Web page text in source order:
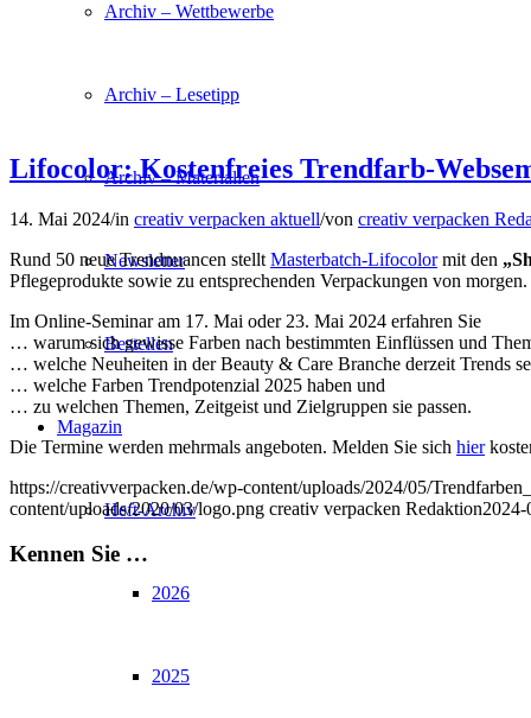
Archiv – Wettbewerbe
Archiv – Lesetipp
Archiv – Materialien
Newsletter
Bestellen
Magazin
Heft-Archiv
2026
2025
Lifocolor: Kostenfreies Trendfarb-
14. Mai 2024/in creativ verpacken aktuell/von creativ verpacken
Rund 50 neue Trendnuancen stellt Masterbatch-Lifocolormit den
Pflegeprodukte sowie zu entsprechenden Verpackungen von morgen.
Im Online-Seminar am 17. Mai oder 23. Mai 2024 erfahren Sie
… warum sich gewisse Farben nach bestimmten Einflüssen und
… welche Neuheiten in der Beauty & Care Branche derzeit Trends
… welche Farben Trendpotenzial 2025 haben und
… zu welchen Themen, Zeitgeist und Zielgruppen sie passen.
Die Termine werden mehrmals angeboten. Melden Sie sich hier
https://creativverpacken.de/wp-content/uploads/2024/05/
content/uploads/2020/03/logo.png creativ verpacken Redaktion2024-
Kennen Sie …